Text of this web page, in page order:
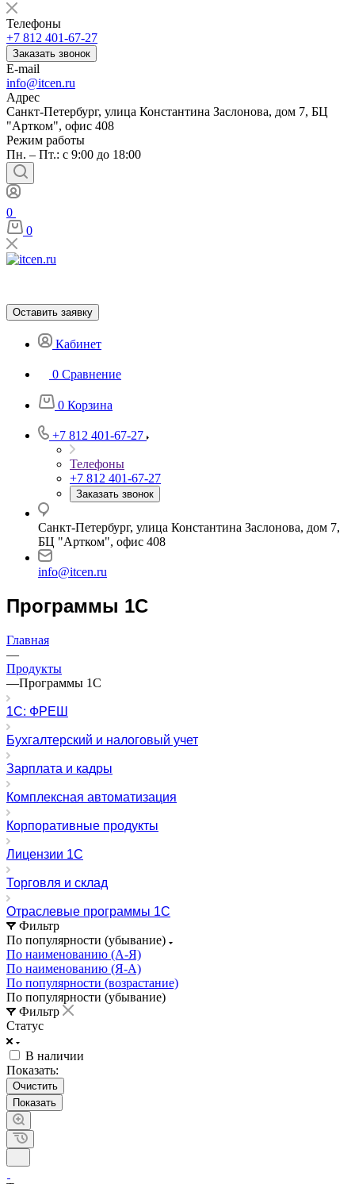
Телефоны
+7 812 401-67-27
Заказать звонок
E-mail
info@itcen.ru
Адрес
Санкт-Петербург, улица Константина Заслонова, дом 7, БЦ
"Артком", офис 408
Режим работы
Пн. – Пт.: с 9:00 до 18:00
0
0
Оставить заявку
Кабинет
0 Сравнение
0 Корзина
+7 812 401-67-27
Телефоны
+7 812 401-67-27
Заказать звонок
Санкт-Петербург, улица Константина Заслонова, дом 7,
БЦ "Артком", офис 408
info@itcen.ru
Программы 1С
Главная
—
Продукты
—Программы 1С
1C: ФРЕШ
Бухгалтерский и налоговый учет
Зарплата и кадры
Комплексная автоматизация
Корпоративные продукты
Лицензии 1С
Торговля и склад
Отраслевые программы 1С
Фильтр
По популярности (убывание)
По наименованию (А-Я)
По наименованию (Я-А)
По популярности (возрастание)
По популярности (убывание)
Фильтр
Статус
В наличии
Показать:
Очистить